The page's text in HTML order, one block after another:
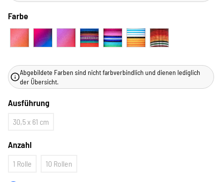
Farbe
Abgebildete Farben sind nicht farbverbindlich und dienen lediglich
der Übersicht.
Ausführung
30,5 x 61 cm
Anzahl
1 Rolle 10 Rollen